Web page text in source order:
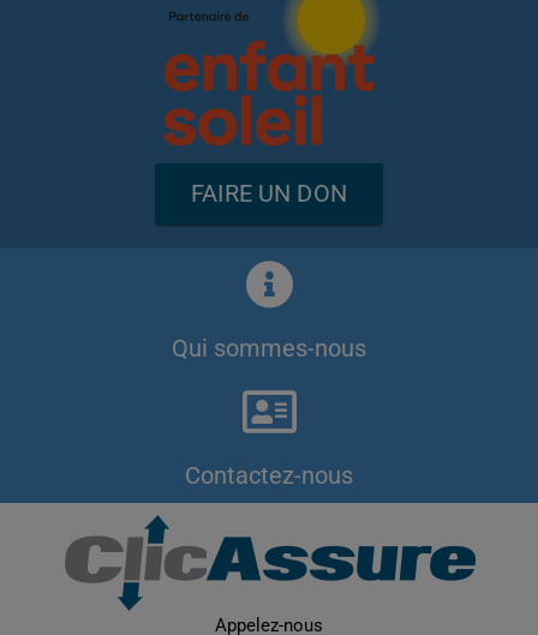
FAIRE UN DON
Qui sommes-nous
Contactez-nous
Appelez-nous